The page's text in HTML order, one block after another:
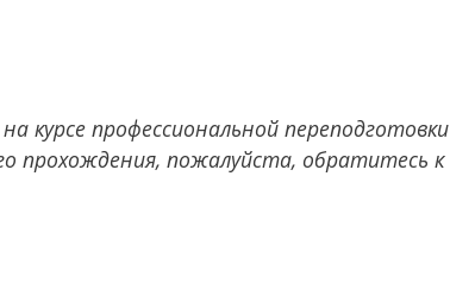
курсе профессиональной переподготовки
прохождения, пожалуйста, обратитесь к